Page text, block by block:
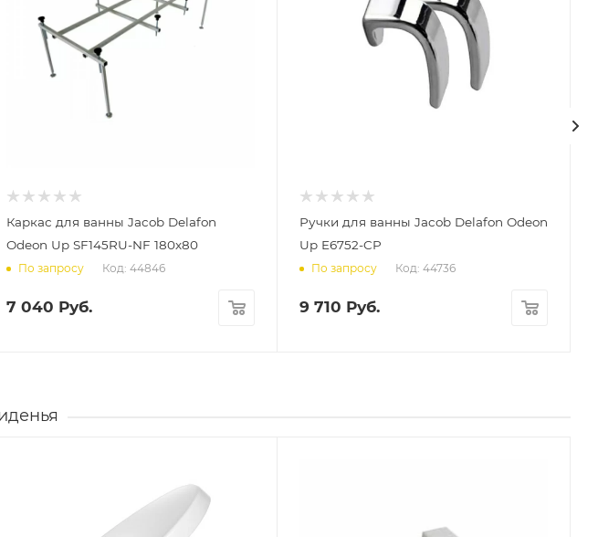
Каркас для ванны Jacob Delafon
Odeon Up SF145RU-NF 180х80
По запросу Код: 44846
7 040 Руб.
Ручки для ванны Jacob Delafon Odeon
Up E6752-CP
По запросу Код: 44736
9 710 Руб.